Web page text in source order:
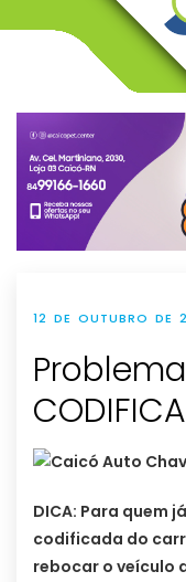
12 DE OUTUBRO DE
DICA: Para quem
codificada do
rebocar o veículo